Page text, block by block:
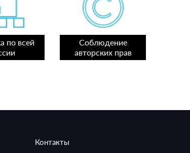
по всей
Соблюдение
авторских прав
Контакты